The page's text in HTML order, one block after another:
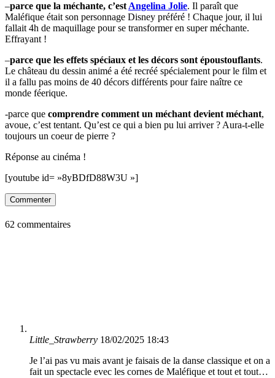
–parce que la méchante, c’est Angelina Jolie. Il paraît que
Maléfique était son personnage Disney préféré ! Chaque jour, il lui
fallait 4h de maquillage pour se transformer en super méchante.
Effrayant !
–parce que les effets spéciaux et les décors sont époustouflants.
Le château du dessin animé a été recréé spécialement pour le film et
il a fallu pas moins de 40 décors différents pour faire naître ce
monde féerique.
-parce que comprendre comment un méchant devient méchant,
avoue, c’est tentant. Qu’est ce qui a bien pu lui arriver ? Aura-t-elle
toujours un coeur de pierre ?
Réponse au cinéma !
[youtube id= »8yBDfD88W3U »]
Commenter
62 commentaires
Little_Strawberry 18/02/2025 18:43
Je l’ai pas vu mais avant je faisais de la danse classique et on a
fait un spectacle evec les cornes de Maléfique et tout et tout…